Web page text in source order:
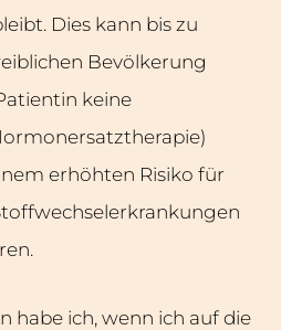
Dies kann bis zu
Bevölkerung
keine
erhöhten Risiko für
habe ich, wenn ich auf die